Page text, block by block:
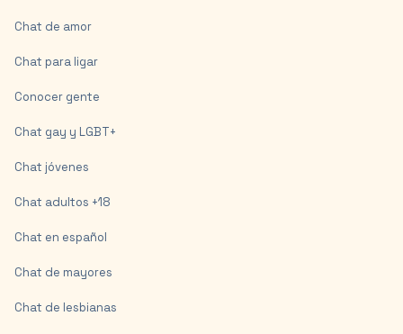
Chat de amor
Chat para ligar
Conocer gente
Chat gay y LGBT+
Chat jóvenes
Chat adultos +18
Chat en español
Chat de mayores
Chat de lesbianas